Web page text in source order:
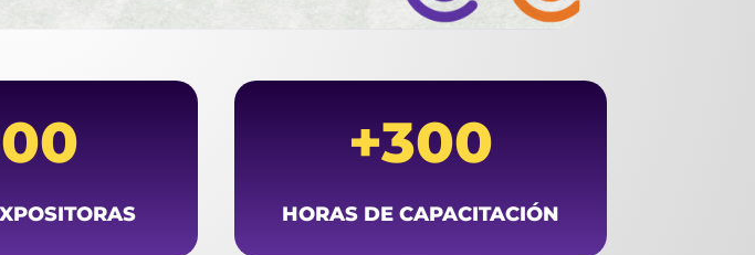
+300
HORAS DE CAPACITACIÓN